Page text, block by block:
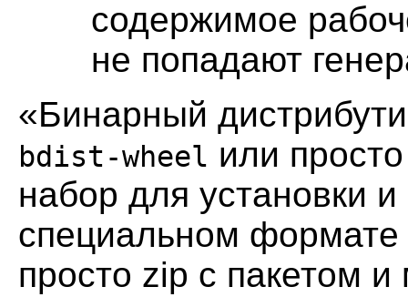
содержимое
не попадают
«Бинарный
bdist-wheel или
набор для установки и
специальном
просто zip с пакетом